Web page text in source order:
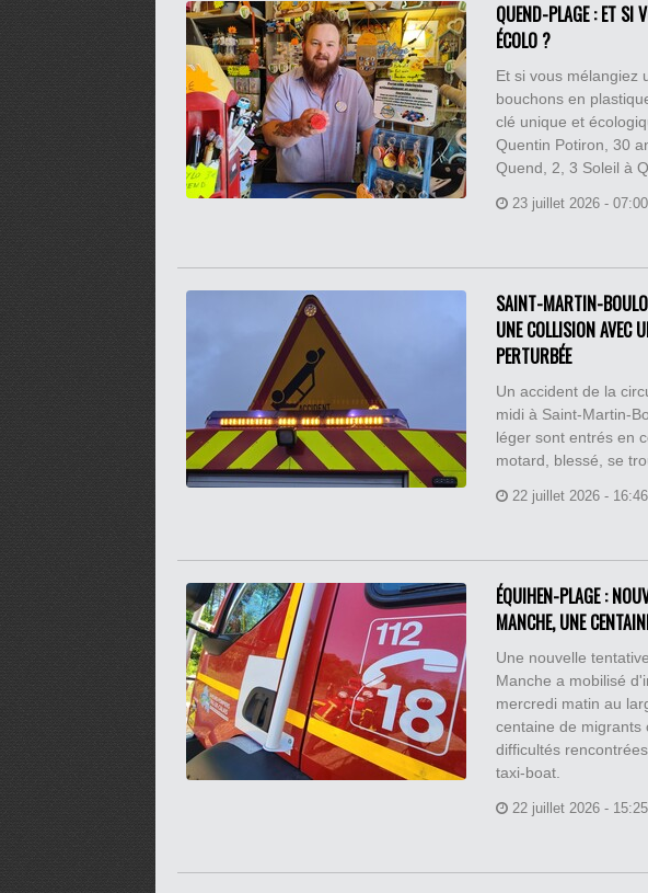
QUEND-PLAGE : ET SI
ÉCOLO ?
Et si vous mélangiez
bouchons en
clé unique et
Quentin Potiron, 30
Quend, 2, 3 Soleil à
23 juillet 2026 - 07:00
SAINT-MARTIN-
UNE COLLISION AVEC
PERTURBÉE
Un accident de la
midi à Saint-Martin-
léger sont entrés en
motard, blessé, se
22 juillet 2026 - 16:46
ÉQUIHEN-PLAGE :
MANCHE, UNE
Une nouvelle
Manche a mobilisé
mercredi matin au
centaine de migrants
difficultés
taxi-boat.
22 juillet 2026 - 15:25